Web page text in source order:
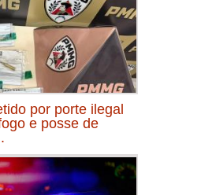
por porte ilegal
e posse de